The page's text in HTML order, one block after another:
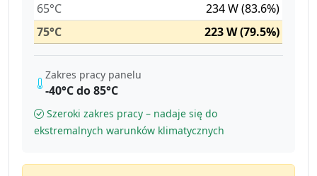
65°C
234 W (83.6%)
75°C
223 W (79.5%)
Zakres pracy panelu
-40°C do 85°C
Szeroki zakres pracy – nadaje się do
ekstremalnych warunków klimatycznych